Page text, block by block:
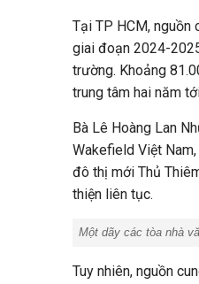
Tại TP HCM, nguồn
giai đoạn 2024-
trường. Khoảng
trung tâm hai năm
Bà Lê Hoàng Lan
Wakefield Việt
đô thị mới Thủ
thiện liên tục.
Một dãy các tòa nhà
Tuy nhiên, nguồn